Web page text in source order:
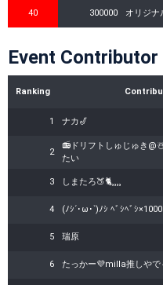
40 300000 オリジナ
Event
Ranking
1 ナカ🎷
2
📻️ドリフトしゅじゅき
たい
3 しまたろ🍑🐈⸒⸒⸒⸒
4 (ﾉｼ´･ω･`)ﾉｼ ﾍﾞｼﾍﾞｼ
5 瑞原
6 たっかー💜milla推しやで